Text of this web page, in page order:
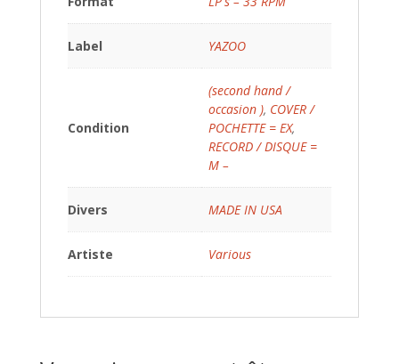
Label YAZOO
Condition
(second hand /
occasion ), COVER /
POCHETTE = EX,
RECORD / DISQUE =
M –
Divers MADE IN USA
Artiste Various